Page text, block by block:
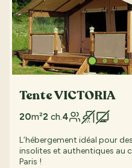
Tente VICTORIA
20m²2 ch.4
L’hébergement idéal pour
insolites et authentiques au
Paris !